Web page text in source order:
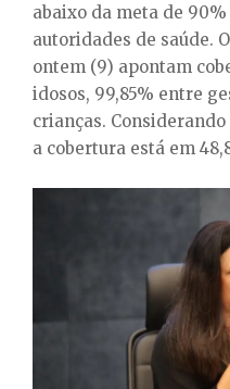
abaixo da meta de
autoridades de saúde.
ontem (9) apontam
idosos, 99,85% entre
crianças.
a cobertura está em